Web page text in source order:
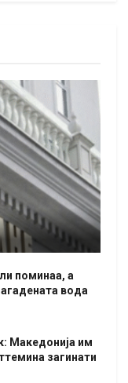
поминаа, а
вода
Македонија им
загинати